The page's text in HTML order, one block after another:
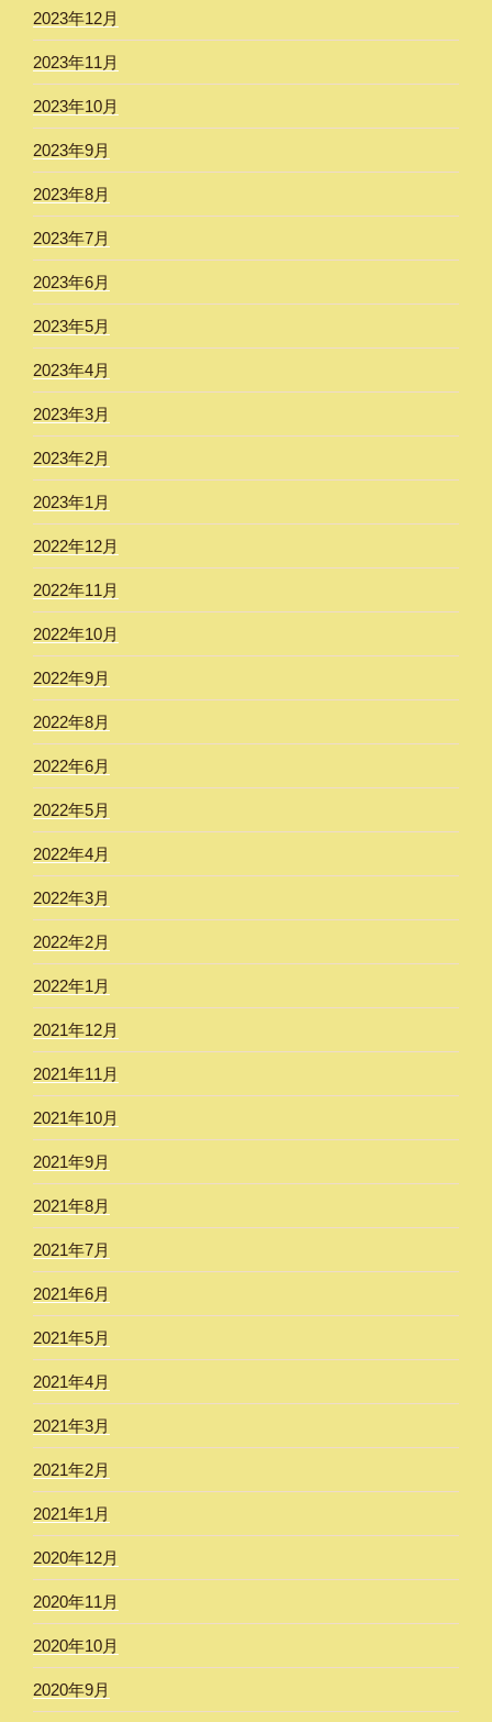
2023年12月
2023年11月
2023年10月
2023年9月
2023年8月
2023年7月
2023年6月
2023年5月
2023年4月
2023年3月
2023年2月
2023年1月
2022年12月
2022年11月
2022年10月
2022年9月
2022年8月
2022年6月
2022年5月
2022年4月
2022年3月
2022年2月
2022年1月
2021年12月
2021年11月
2021年10月
2021年9月
2021年8月
2021年7月
2021年6月
2021年5月
2021年4月
2021年3月
2021年2月
2021年1月
2020年12月
2020年11月
2020年10月
2020年9月